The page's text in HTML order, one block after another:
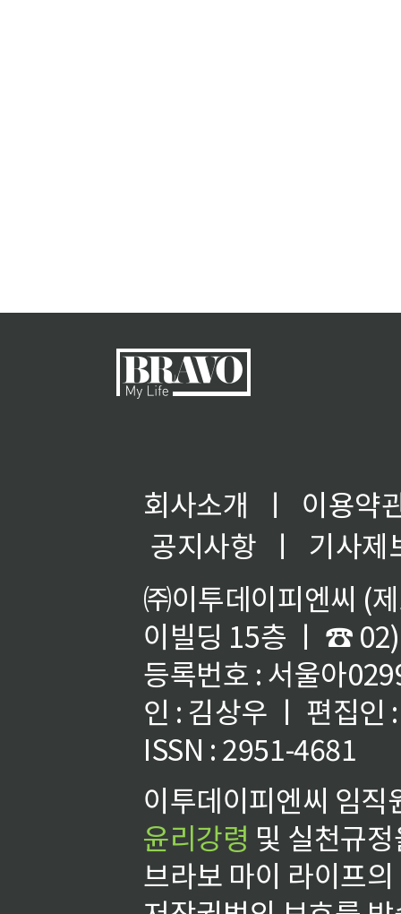
회사소개 ㅣ
이용약
공지사항
ㅣ
기사제
㈜이투데이피엔씨 (
이빌딩 15층 ㅣ ☎
등록번호 : 서울아
인 : 김상우 ㅣ 편집인
ISSN : 2951-4681
이투데이피엔씨 임
윤리강령 및 실천규
브라보 마이 라이프